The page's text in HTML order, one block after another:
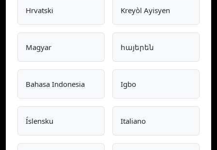
Hrvatski Kreyòl Ayisyen
Magyar հայերեն
Bahasa Indonesia Igbo
Íslensku Italiano